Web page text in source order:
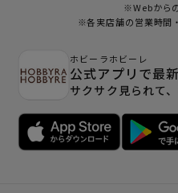
※Webから
※各実店舗の営業時間
ホビーラホビーレ
公式アプリで最
サクサク見られて